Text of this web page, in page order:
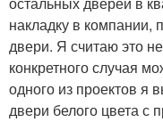
накладку в
двери. Я считаю это
конкретного случая
одного из проектов я
двери белого цвета с